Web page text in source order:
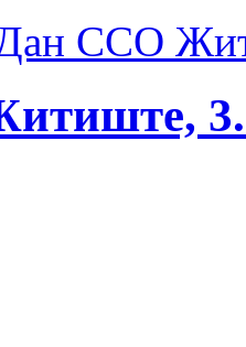
ССО
3.